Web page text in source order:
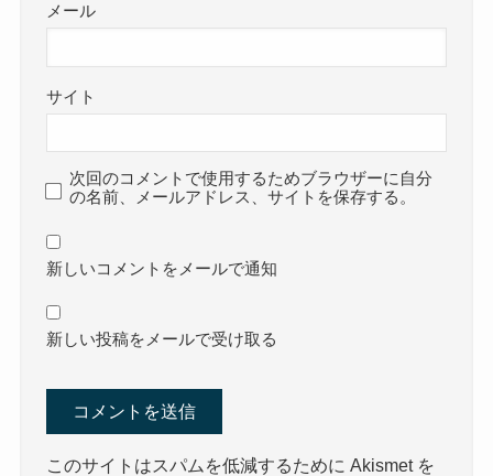
メール
サイト
次回のコメントで使用するためブラウザーに自分
の名前、メールアドレス、サイトを保存する。
新しいコメントをメールで通知
新しい投稿をメールで受け取る
このサイトはスパムを低減するために Akismet を